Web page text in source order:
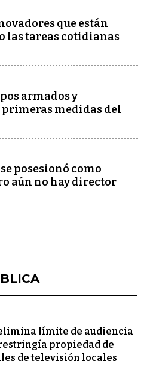
que están
las tareas cotidianas
armados y
primeras medidas del
posesionó como
aún no hay director
elimina límite de audiencia
propiedad de
de televisión locales